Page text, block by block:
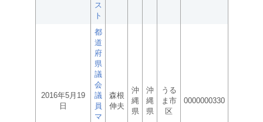
ス
ト
2016年5月19
日
都
道
府
県
議
会
議
員
マ
森根
伸夫
沖
縄
県
沖
縄
県
うる
ま市
区
0000000330